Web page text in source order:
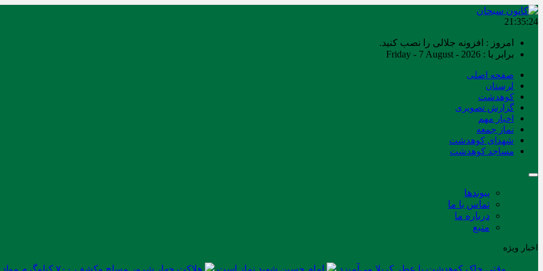
21:35:25
امروز : افزونه جلالی را نصب کنید.
برابر با : Friday - 7 August - 2026
صفحه اصلی
لرستان
کوهدشت
گزارش تصویری
اخبار مهم
نماز جمعه
شهدای کوهدشت
مساجد کوهدشت
پیوندها
تماس با ما
درباره ما
منبع
اخبار ویژه
وقتی خاک کوهدشت با عطر کربلا می‌آمیزد امام حسین شهید نماز است هلاکت چهار شرور مسلح وکشف ۷۰۰ کیلوگرم مواد مخدر